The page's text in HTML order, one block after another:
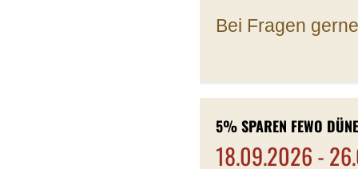
Bei Fragen
5% SPAREN FEWO
18.09.2026 -